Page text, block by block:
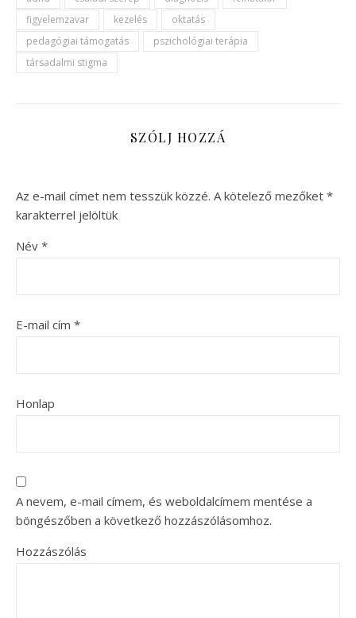
figyelemzavar
kezelés
oktatás
pedagógiai támogatás
pszichológiai terápia
társadalmi stigma
SZÓLJ HOZZÁ
Az e-mail címet nem tesszük közzé. A kötelező mezőket *
karakterrel jelöltük
Név *
E-mail cím *
Honlap
A nevem, e-mail címem, és weboldalcímem mentése a
böngészőben a következő hozzászólásomhoz.
Hozzászólás